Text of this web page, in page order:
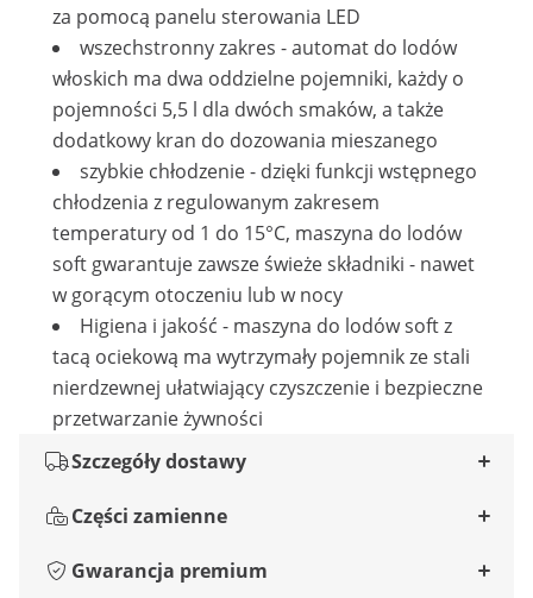
za pomocą panelu sterowania LED
wszechstronny zakres - automat do lodów
włoskich ma dwa oddzielne pojemniki, każdy o
pojemności 5,5 l dla dwóch smaków, a także
dodatkowy kran do dozowania mieszanego
szybkie chłodzenie - dzięki funkcji wstępnego
chłodzenia z regulowanym zakresem
temperatury od 1 do 15°C, maszyna do lodów
soft gwarantuje zawsze świeże składniki - nawet
w gorącym otoczeniu lub w nocy
Higiena i jakość - maszyna do lodów soft z
tacą ociekową ma wytrzymały pojemnik ze stali
nierdzewnej ułatwiający czyszczenie i bezpieczne
przetwarzanie żywności
Szczegóły dostawy
Części zamienne
Gwarancja premium